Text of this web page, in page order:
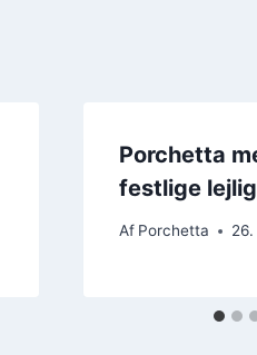
Porchetta
festlige
Af Porchetta